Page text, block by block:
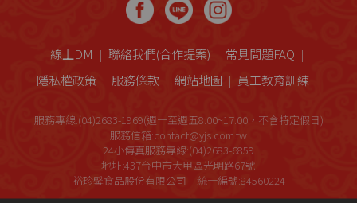
線上DM 聯絡我們(合作提案)
常見問題FAQ
隱私權政策
服務條款 網站地圖 員工教育訓練
服務專線:(04)2683-1969(週一至週五8:00~17:00，不含特定假日)
服務信箱:contact@yjs.com.tw
24小傳真服務專線:(04)2683-6859
地址:437台中市大甲區光明路67號
裕珍馨食品股份有限公司 統一編號:84560224